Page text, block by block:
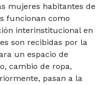
mujeres habitantes de
funcionan como
interinstitucional en
son recibidas por la
un espacio de
cambio de ropa,
pasan a la